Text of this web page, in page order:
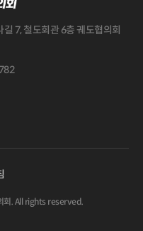
7, 철도회관 6층 궤도협의회
회. All rights reserved.